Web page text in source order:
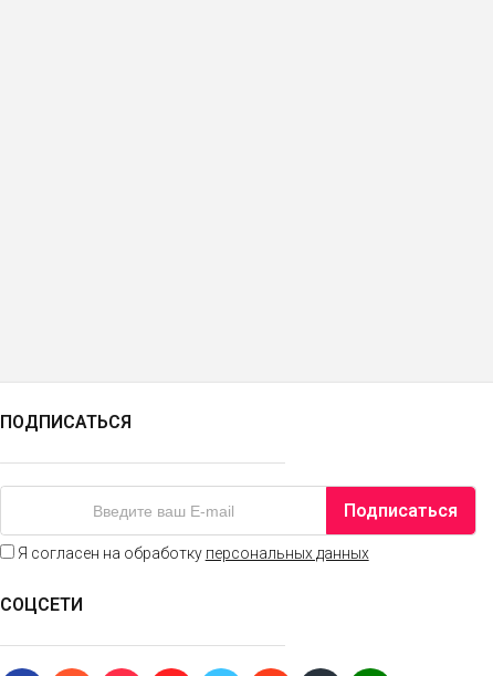
ПОДПИСАТЬСЯ
Подписаться
Я согласен на обработку персональных данных
СОЦСЕТИ